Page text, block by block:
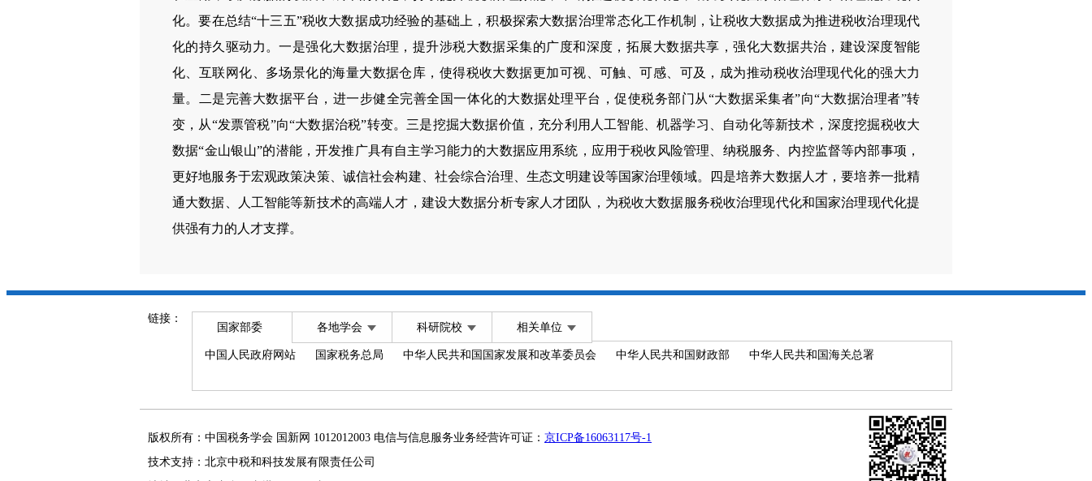
化。要在总结“十三五”税收大数据成功经验的基础上，积极探索大数据治理常态化工作机制，让税收大数据成为推进税收治理现代
化的持久驱动力。一是强化大数据治理，提升涉税大数据采集的广度和深度，拓展大数据共享，强化大数据共治，建设深度智能
化、互联网化、多场景化的海量大数据仓库，使得税收大数据更加可视、可触、可感、可及，成为推动税收治理现代化的强大力
量。二是完善大数据平台，进一步健全完善全国一体化的大数据处理平台，促使税务部门从“大数据采集者”向“大数据治理者”转
变，从“发票管税”向“大数据治税”转变。三是挖掘大数据价值，充分利用人工智能、机器学习、自动化等新技术，深度挖掘税收大
数据“金山银山”的潜能，开发推广具有自主学习能力的大数据应用系统，应用于税收风险管理、纳税服务、内控监督等内部事项，
更好地服务于宏观政策决策、诚信社会构建、社会综合治理、生态文明建设等国家治理领域。四是培养大数据人才，要培养一批精
通大数据、人工智能等新技术的高端人才，建设大数据分析专家人才团队，为税收大数据服务税收治理现代化和国家治理现代化提
供强有力的人才支撑。
链接：
国家部委 各地学会 科研院校 相关单位
中国人民政府网站 国家税务总局 中华人民共和国国家发展和改革委员会 中华人民共和国财政部 中华人民共和国海关总署
版权所有：中国税务学会 国新网 1012012003 电信与信息服务业务经营许可证： 京ICP备16063117号-1
技术支持：北京中税和科技发展有限责任公司